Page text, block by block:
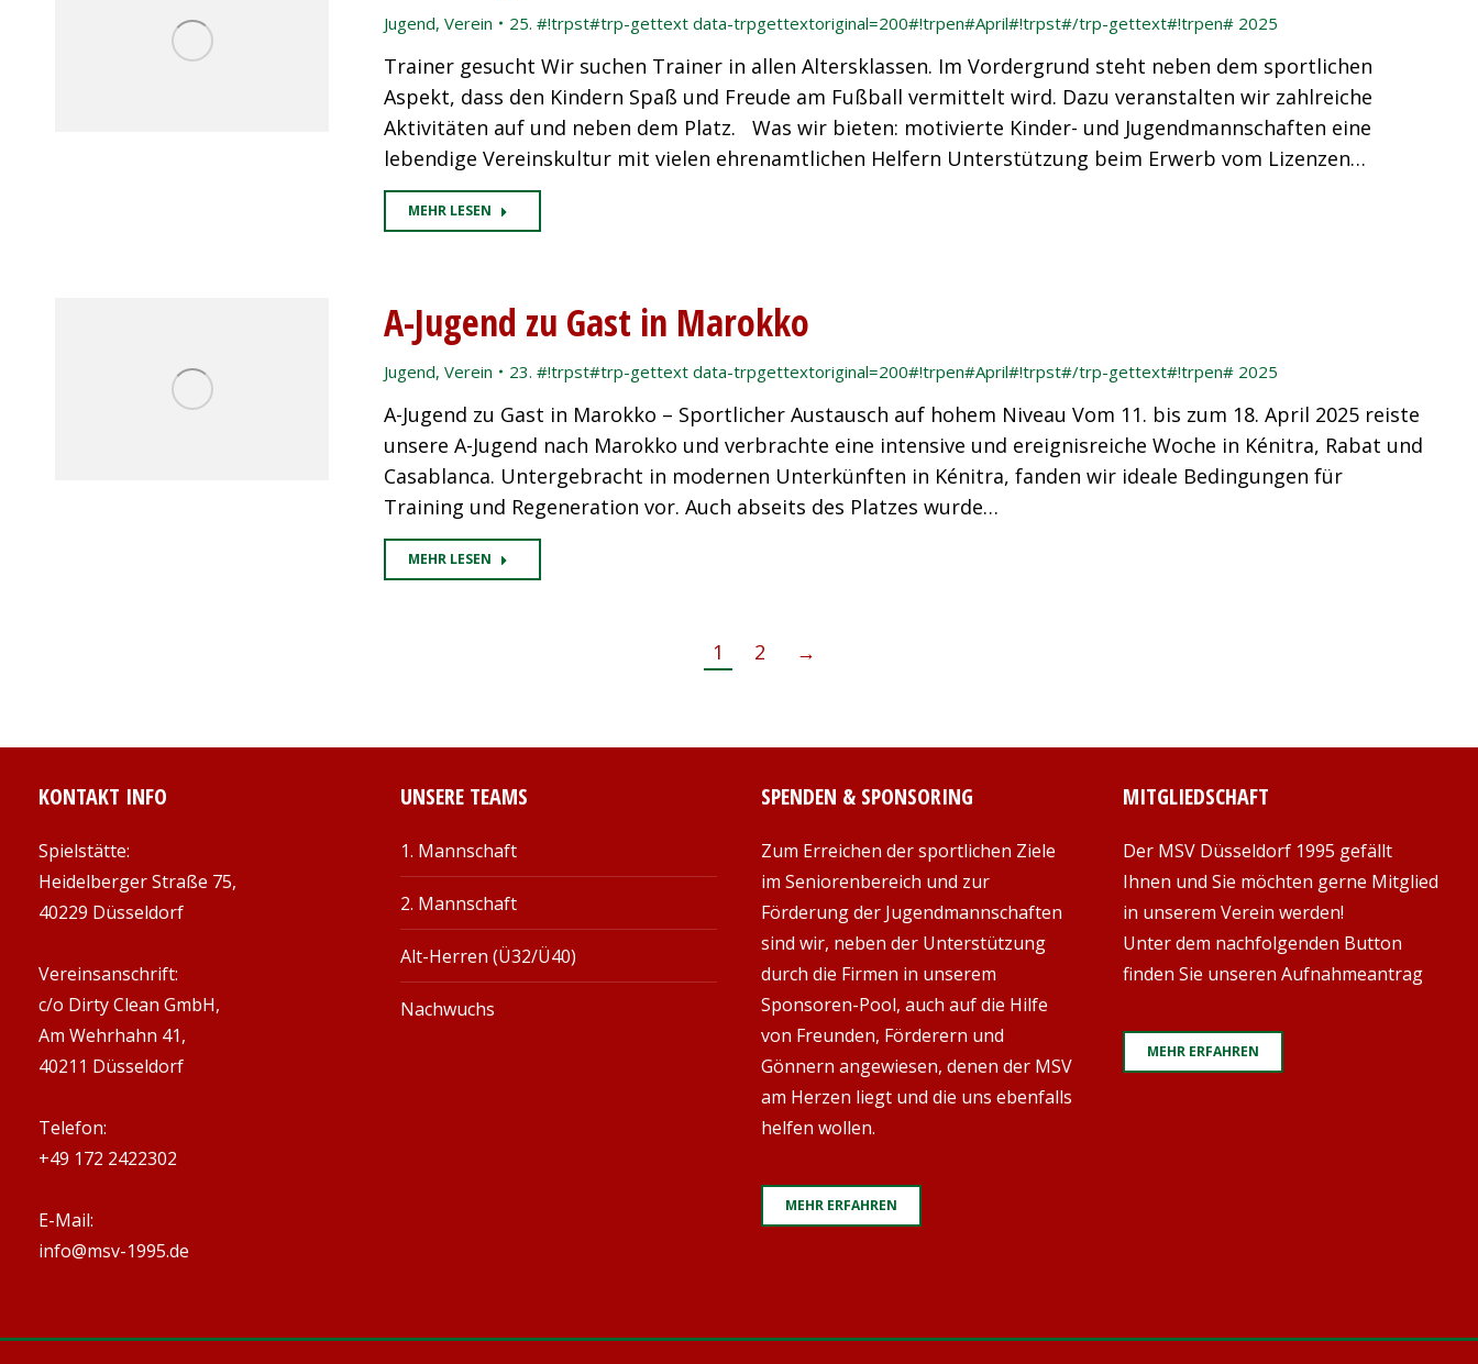
Jugend, Verein 25. #!trpst#trp-gettext data-trpgettextoriginal=200#!trpen#April#!trpst#/trp-gettext#!trpen# 2025
Trainer gesucht Wir suchen Trainer in allen Altersklassen. Im Vordergrund steht neben dem sportlichen
Aspekt, dass den Kindern Spaß und Freude am Fußball vermittelt wird. Dazu veranstalten wir zahlreiche
Aktivitäten auf und neben dem Platz. Was wir bieten: motivierte Kinder- und Jugendmannschaften eine
lebendige Vereinskultur mit vielen ehrenamtlichen Helfern Unterstützung beim Erwerb vom Lizenzen…
MEHR LESEN
A-Jugend zu Gast in Marokko
Jugend, Verein 23. #!trpst#trp-gettext data-trpgettextoriginal=200#!trpen#April#!trpst#/trp-gettext#!trpen# 2025
A-Jugend zu Gast in Marokko – Sportlicher Austausch auf hohem Niveau Vom 11. bis zum 18. April 2025 reiste
unsere A-Jugend nach Marokko und verbrachte eine intensive und ereignisreiche Woche in Kénitra, Rabat und
Casablanca. Untergebracht in modernen Unterkünften in Kénitra, fanden wir ideale Bedingungen für
Training und Regeneration vor. Auch abseits des Platzes wurde…
MEHR LESEN
1 2 →
KONTAKT INFO
Spielstätte:
Heidelberger Straße 75,
40229 Düsseldorf
Vereinsanschrift:
c/o Dirty Clean GmbH,
Am Wehrhahn 41,
40211 Düsseldorf
Telefon:
+49 172 2422302
E-Mail:
info@msv-1995.de
UNSERE TEAMS
1. Mannschaft
2. Mannschaft
Alt-Herren (Ü32/Ü40)
Nachwuchs
SPENDEN & SPONSORING
Zum Erreichen der sportlichen Ziele
im Seniorenbereich und zur
Förderung der Jugendmannschaften
sind wir, neben der Unterstützung
durch die Firmen in unserem
Sponsoren-Pool, auch auf die Hilfe
von Freunden, Förderern und
Gönnern angewiesen, denen der MSV
am Herzen liegt und die uns ebenfalls
helfen wollen.
MEHR ERFAHREN
MITGLIEDSCHAFT
Der MSV Düsseldorf 1995 gefällt
Ihnen und Sie möchten gerne Mitglied
in unserem Verein werden!
Unter dem nachfolgenden Button
finden Sie unseren Aufnahmeantrag
MEHR ERFAHREN